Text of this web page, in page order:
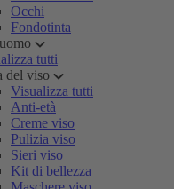
Occhi
Fondotinta
tutti
del viso
Visualizza tutti
Anti-età
Creme viso
Pulizia viso
Sieri viso
Kit di bellezza